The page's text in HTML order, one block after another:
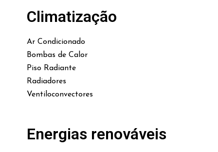
Climatização
Ar Condicionado
Bombas de Calor
Piso Radiante
Radiadores
Ventiloconvectores
Energias renováveis